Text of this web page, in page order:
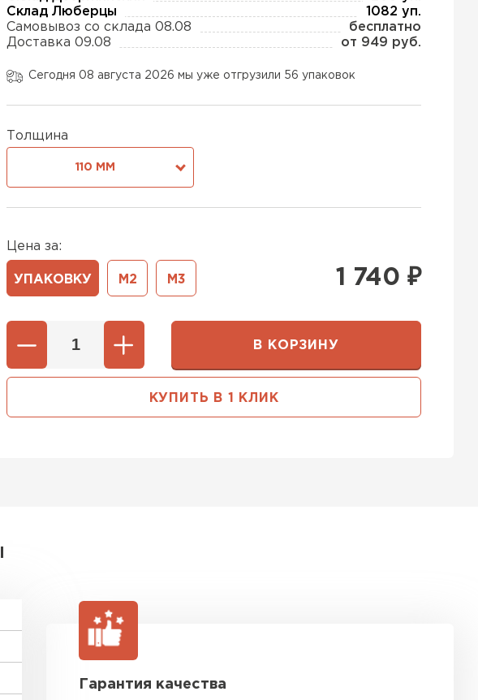
Склад Люберцы
1082 уп.
Самовывоз со склада 08.08
бесплатно
Доставка 09.08
от 949 руб.
Сегодня 08 августа 2026 мы уже отгрузили 56 упаковок
Толщина
110 ММ
Цена за:
УПАКОВКУ М2 М3 1 740 ₽
В КОРЗИНУ
КУПИТЬ В 1 КЛИК
Гарантия качества
Утеплитель Тимплэкс
ПЕРЕЙТИ
ПЕРЕЙТИ
Рулонная кровля Брит